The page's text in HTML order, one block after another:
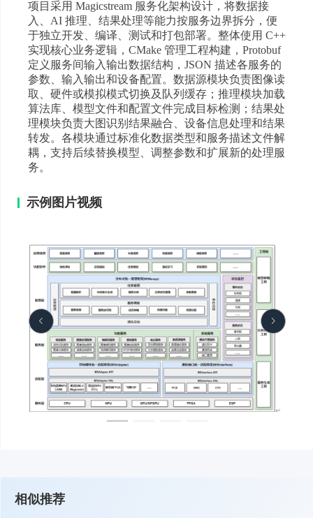
项目采用 Magicstream 服务化架构设计，将数据接
入、AI 推理、结果处理等能力按服务边界拆分，便
于独立开发、编译、测试和打包部署。整体使用 C++
实现核心业务逻辑，CMake 管理工程构建，Protobuf
定义服务间输入输出数据结构，JSON 描述各服务的
参数、输入输出和设备配置。数据源模块负责图像读
取、硬件或模拟模式切换及队列缓存；推理模块加载
算法库、模型文件和配置文件完成目标检测；结果处
理模块负责大图识别结果融合、设备信息处理和结果
转发。各模块通过标准化数据类型和服务描述文件解
耦，支持后续替换模型、调整参数和扩展新的处理服
务。
示例图片视频
相似推荐